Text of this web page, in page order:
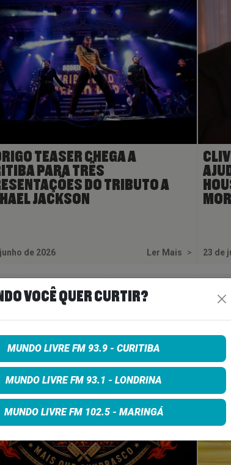
TEASER CHEGA A
PARA TRÊS
DO TRIBUTO A
JACKSON
de 2026 Ler Mais > 23 de
VOCÊ QUER CURTIR?
MUNDO LIVRE FM 93.9 - CURITIBA
MUNDO LIVRE FM 93.1 - LONDRINA
MUNDO LIVRE FM 102.5 - MARINGÁ